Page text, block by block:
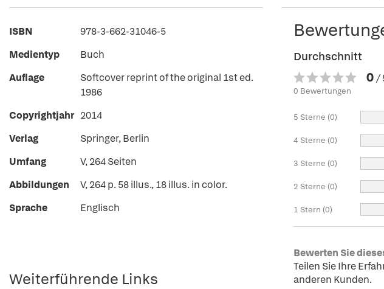
Durchschnitt
0 /
0 Bewertungen
5 Sterne (0)
4 Sterne (0)
3 Sterne (0)
2 Sterne (0)
1 Stern (0)
Bewerten Sie
Teilen Sie Ihre
anderen Kunden.
ISBN
978-3-662-31046-5
Medientyp
Buch
Auflage
Softcover reprint of the original 1st ed.
1986
Copyrightjahr 2014
Verlag
Springer, Berlin
Umfang
V, 264 Seiten
Abbildungen
V, 264 p. 58 illus., 18 illus. in color.
Sprache
Englisch
Weiterführende Links